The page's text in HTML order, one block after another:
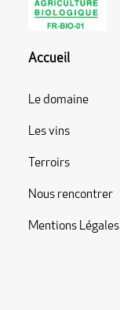
Accueil
Le domaine
Les vins
Terroirs
Nous rencontrer
Mentions Légales